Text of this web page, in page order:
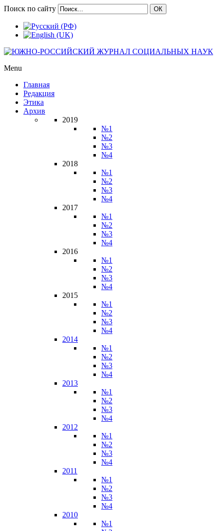
Поиск по сайту ОК
Menu
Главная
Редакция
Этика
Архив
2019
№1
№2
№3
№4
2018
№1
№2
№3
№4
2017
№1
№2
№3
№4
2016
№1
№2
№3
№4
2015
№1
№2
№3
№4
2014
№1
№2
№3
№4
2013
№1
№2
№3
№4
2012
№1
№2
№3
№4
2011
№1
№2
№3
№4
2010
№1